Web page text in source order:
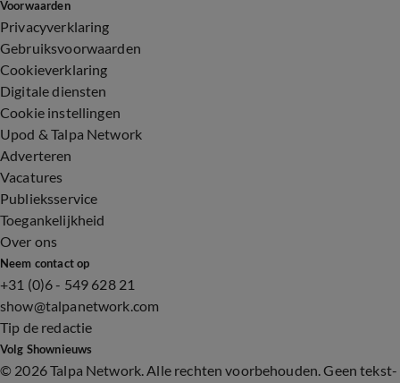
Voorwaarden
Privacyverklaring
Gebruiksvoorwaarden
Cookieverklaring
Digitale diensten
Cookie instellingen
Upod & Talpa Network
Adverteren
Vacatures
Publieksservice
Toegankelijkheid
Over ons
Neem contact op
+31 (0)6 - 549 628 21
show@talpanetwork.com
Tip de redactie
Volg Shownieuws
© 2026 Talpa Network. Alle rechten voorbehouden. Geen tekst-